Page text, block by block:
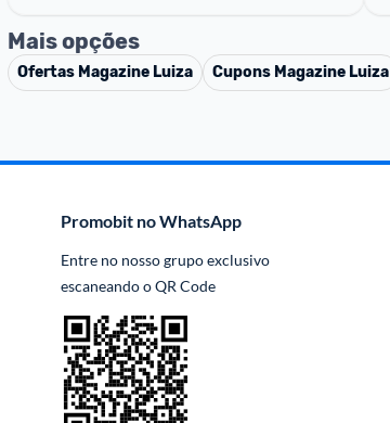
Mais opções
Ofertas Magazine Luiza Cupons Magazine Luiza
Promobit no WhatsApp
Entre no nosso grupo exclusivo
escaneando o QR Code